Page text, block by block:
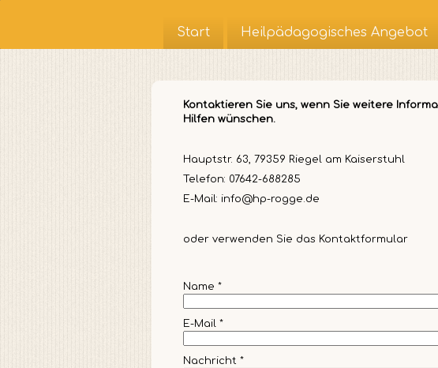
Start Heilpädagogisches Angebot
Kontaktieren Sie uns, wenn Sie weitere
Hilfen wünschen.
Hauptstr. 63, 79359 Riegel am Kaiserstuhl
Telefon: 07642-688285
E-Mail: info@hp-rogge.de
oder verwenden Sie das Kontaktformular
Name *
E-Mail *
Nachricht *